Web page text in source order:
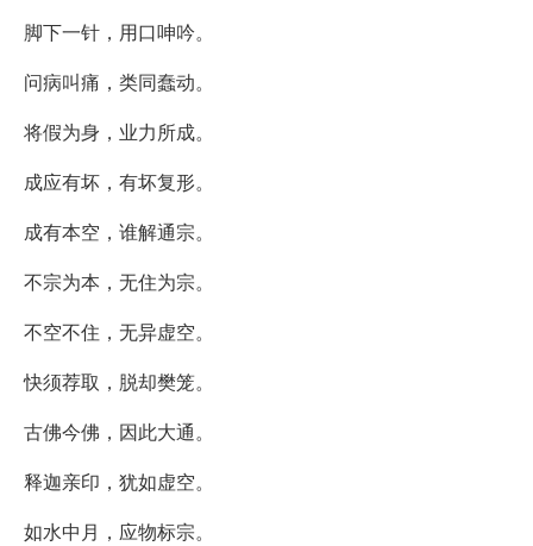
脚下一针，用口呻吟。
问病叫痛，类同蠢动。
将假为身，业力所成。
成应有坏，有坏复形。
成有本空，谁解通宗。
不宗为本，无住为宗。
不空不住，无异虚空。
快须荐取，脱却樊笼。
古佛今佛，因此大通。
释迦亲印，犹如虚空。
如水中月，应物标宗。